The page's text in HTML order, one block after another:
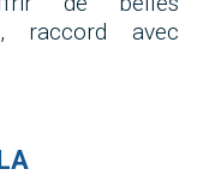
raccord avec